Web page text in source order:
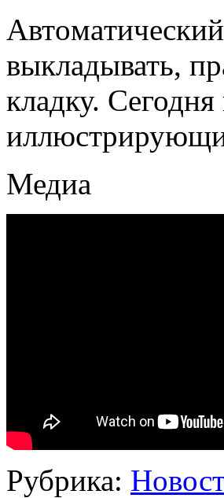
выкладывать,
кладку.
Медиа
Рубрика: